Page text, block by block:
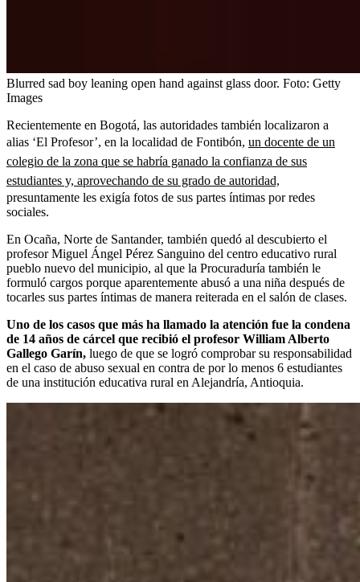
Blurred sad boy leaning open hand against glass door. Foto: Getty
Images
Recientemente en Bogotá, las autoridades también localizaron a
alias ‘El Profesor’, en la localidad de Fontibón, un docente de un
colegio de la zona que se habría ganado la confianza de sus
estudiantes y, aprovechando de su grado de autoridad,
presuntamente les exigía fotos de sus partes íntimas por redes
sociales.
En Ocaña, Norte de Santander, también quedó al descubierto el
profesor Miguel Ángel Pérez Sanguino del centro educativo rural
pueblo nuevo del municipio, al que la Procuraduría también le
formuló cargos porque aparentemente abusó a una niña después de
tocarles sus partes íntimas de manera reiterada en el salón de clases.
Uno de los casos que más ha llamado la atención fue la condena
de 14 años de cárcel que recibió el profesor William Alberto
Gallego Garín, luego de que se logró comprobar su responsabilidad
en el caso de abuso sexual en contra de por lo menos 6 estudiantes
de una institución educativa rural en Alejandría, Antioquia.